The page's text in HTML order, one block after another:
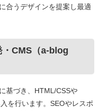
合うデザインを提案し最適
CMS（a-blog
基づき、HTML/CSSや
を行います。SEOやレスポ